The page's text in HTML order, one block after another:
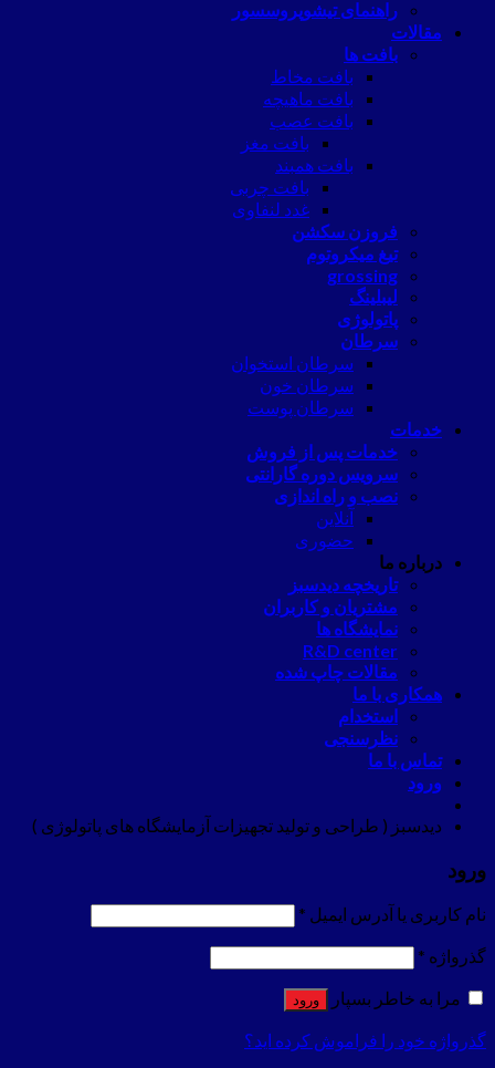
راهنمای تیشوپروسسور
مقالات
بافت ها
بافت مخاط
بافت ماهیچه
بافت عصب
بافت مغز
بافت همبند
بافت چربی
غدد لنفاوی
فروزن سکشن
تیغ میکروتوم
grossing
لیبلینگ
پاتولوژی
سرطان
سرطان استخوان
سرطان خون
سرطان پوست
خدمات
خدمات پس از فروش
سرویس دوره گارانتی
نصب و راه اندازی
آنلاین
حضوری
درباره ما
تاریخچه دیدسبز
مشتریان و کاربران
نمایشگاه ها
R&D center
مقالات چاپ شده
همکاری با ما
استخدام
نظرسنجی
تماس با ما
ورود
دیدسبز ( طراحی و تولید تجهیزات آزمایشگاه های پاتولوژی )
ورود
نام کاربری یا آدرس ایمیل *
گذرواژه *
مرا به خاطر بسپار
ورود
گذرواژه خود را فراموش کرده اید؟